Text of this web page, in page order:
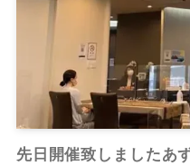
先日開催致しましたあ